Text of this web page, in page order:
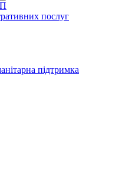
послуг
підтримка